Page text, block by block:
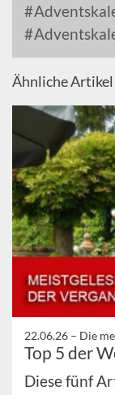
Ähnliche Artikel
22.06.26 – Die
Top 5 der
Diese fünf